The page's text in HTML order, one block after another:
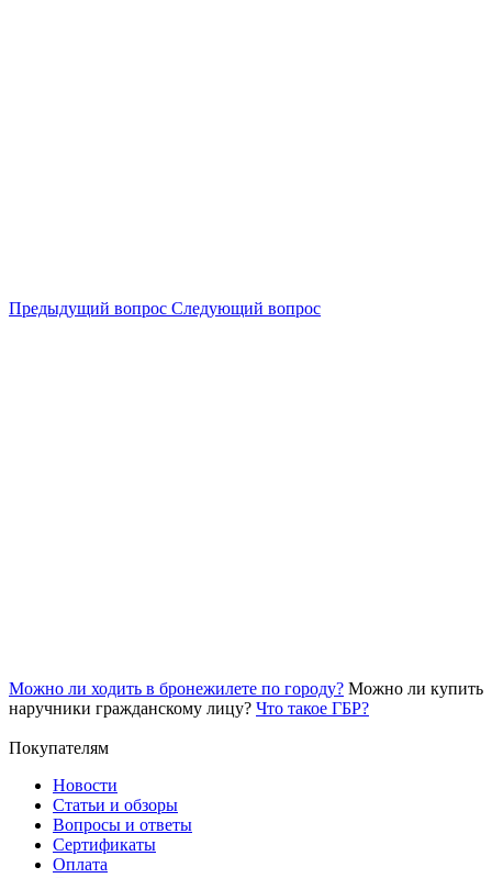
Предыдущий вопрос Следующий вопрос
Можно ли ходить в бронежилете по городу? Можно ли купить
наручники гражданскому лицу? Что такое ГБР?
Покупателям
Новости
Статьи и обзоры
Вопросы и ответы
Сертификаты
Оплата